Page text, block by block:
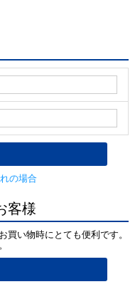
の場合
客様
買い物時にとても便利です。